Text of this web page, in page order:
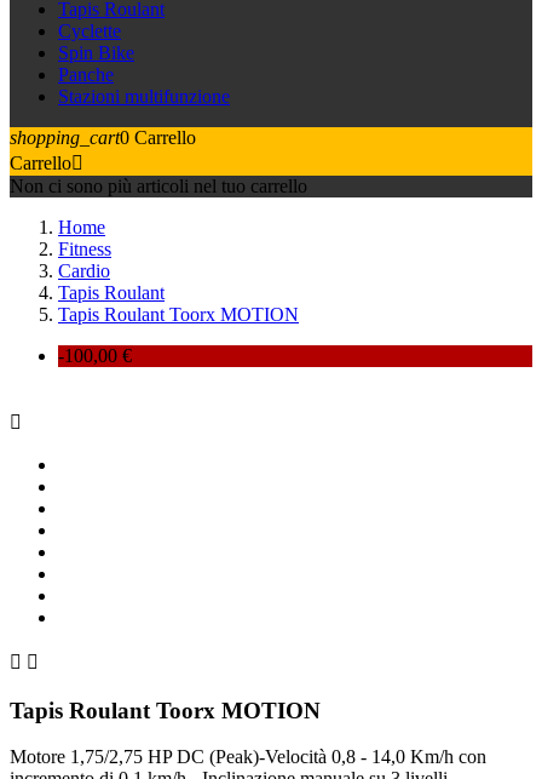
Tapis Roulant
Cyclette
Spin Bike
Panche
Stazioni multifunzione
shopping_cart0 Carrello
Carrello
Non ci sono più articoli nel tuo carrello
Home
Fitness
Cardio
Tapis Roulant
Tapis Roulant Toorx MOTION
-100,00 €

 
Tapis Roulant Toorx MOTION
Motore 1,75/2,75 HP DC (Peak)-Velocità 0,8 - 14,0 Km/h con